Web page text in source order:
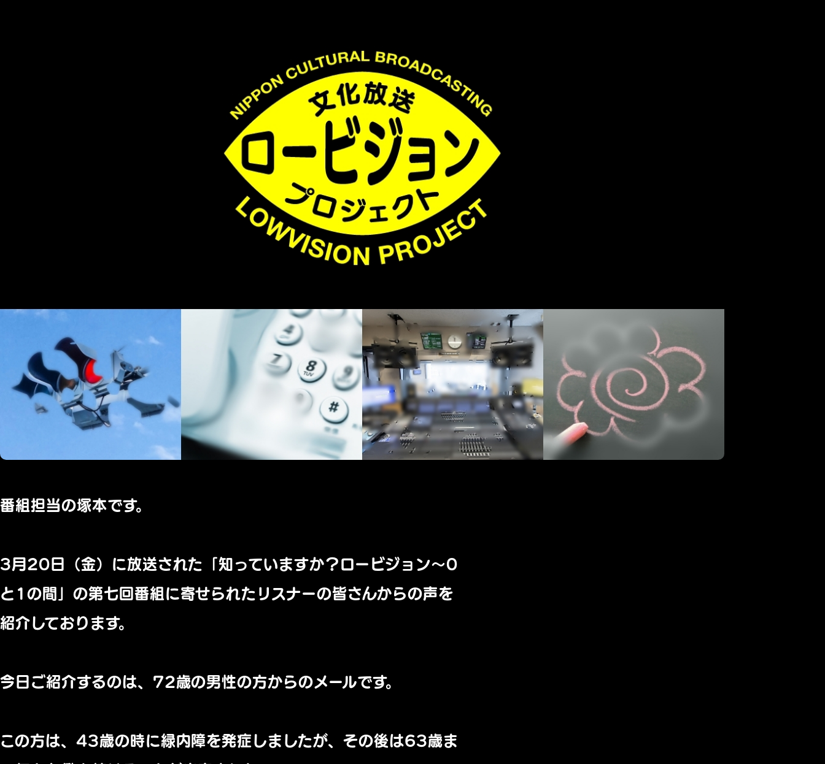
番組担当の塚本です。
3月20日（金）に放送された「知っていますか？ロービジョン～0
と1の間」 の第七回番組に寄せられたリスナーの皆さんからの声を
紹介しております。
今日ご紹介するのは、72歳の男性の方からのメールです。
この方は、43歳の時に緑内障を発症しましたが、その後は63歳ま